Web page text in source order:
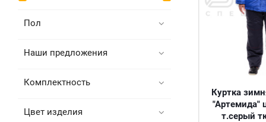
Куртка
"Артемида"
т.серый
Пол
Наши предложения
Комплектность
Цвет изделия